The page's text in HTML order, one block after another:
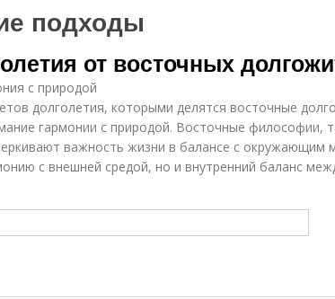
подходы
от восточных
с природой
долголетия, которыми делятся восточные
гармонии с природой. Восточные философии,
важность жизни в балансе с окружающим
с внешней средой, но и внутренний баланс